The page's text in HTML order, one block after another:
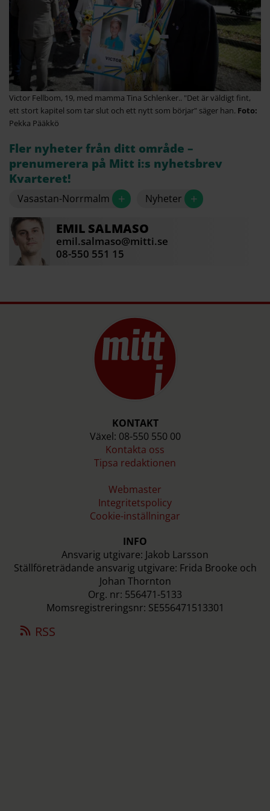
Victor Fellbom, 19, med mamma Tina Schlenker.. "Det är väldigt fint,
ett stort kapitel som tar slut och ett nytt som börjar" säger han.
Pekka Pääkkö
Fler nyheter från ditt område –
prenumerera på Mitt i:s nyhetsbrev
Kvarteret!
Vasastan-Norrmalm + Nyheter +
EMIL SALMASO
emil.salmaso@mitti.se
08-550 551 15
KONTAKT
Växel: 08-550 550 00
Kontakta oss
Tipsa redaktionen
Webmaster
Integritetspolicy
Cookie-inställningar
INFO
Ansvarig utgivare: Jakob Larsson
Ställföreträdande ansvarig utgivare: Frida Brooke och
Johan Thornton
Org. nr: 556471-5133
Momsregistreringsnr: SE556471513301
RSS